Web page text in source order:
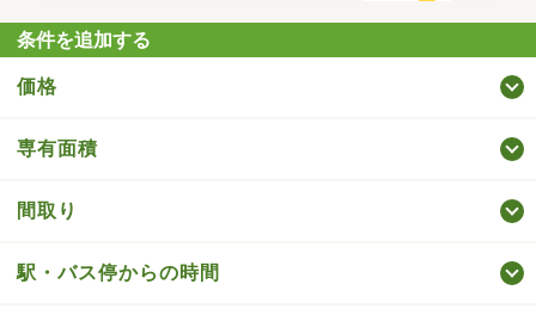
条件を追加する
価格
専有面積
間取り
駅・バス停からの時間